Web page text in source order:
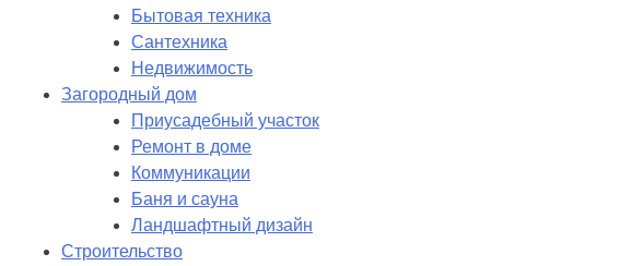
Бытовая техника
Сантехника
Недвижимость
Загородный дом
Приусадебный участок
Ремонт в доме
Коммуникации
Баня и сауна
Ландшафтный дизайн
Строительство